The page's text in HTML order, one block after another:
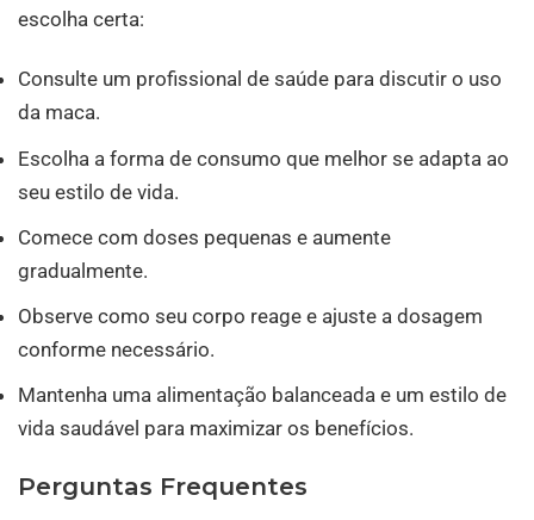
escolha certa:
Consulte um profissional de saúde para discutir o uso
da maca.
Escolha a forma de consumo que melhor se adapta ao
seu estilo de vida.
Comece com doses pequenas e aumente
gradualmente.
Observe como seu corpo reage e ajuste a dosagem
conforme necessário.
Mantenha uma alimentação balanceada e um estilo de
vida saudável para maximizar os benefícios.
Perguntas Frequentes